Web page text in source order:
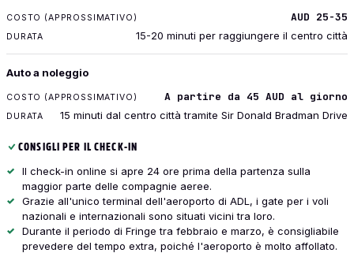
AUD 25-35
15-20 minuti per raggiungere il centro città
Auto a noleggio
A partire da 45 AUD al giorno
15 minuti dal centro città tramite Sir Donald Bradman Drive
CONSIGLI PER IL CHECK-IN
Il check-in online si apre 24 ore prima della partenza sulla
maggior parte delle compagnie aeree.
Grazie all'unico terminal dell'aeroporto di ADL, i gate per i voli
nazionali e internazionali sono situati vicini tra loro.
Durante il periodo di Fringe tra febbraio e marzo, è consigliabile
prevedere del tempo extra, poiché l'aeroporto è molto affollato.